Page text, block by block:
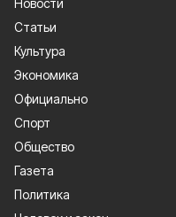
Новости
Статьи
Культура
Экономика
Официально
Спорт
Общество
Газета
Политика